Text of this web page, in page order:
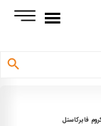
فابرکاستل